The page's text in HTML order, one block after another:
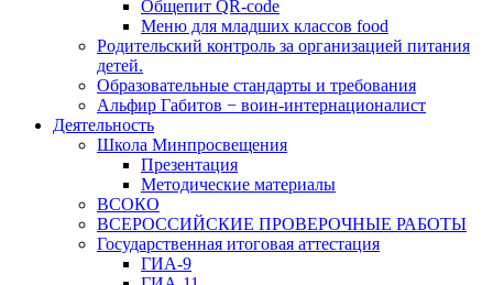
Общепит QR-code
Меню для младших классов food
Родительский контроль за организацией питания
детей.
Образовательные стандарты и требования
Альфир Габитов − воин-интернационалист
Деятельность
Школа Минпросвещения
Презентация
Методические материалы
ВСОКО
ВСЕРОССИЙСКИЕ ПРОВЕРОЧНЫЕ РАБОТЫ
Государственная итоговая аттестация
ГИА-9